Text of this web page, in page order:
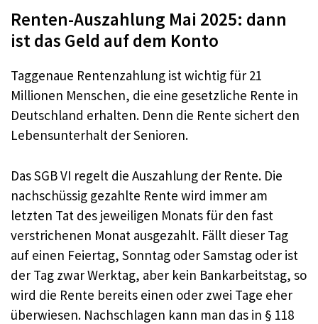
Renten-Auszahlung Mai 2025: dann
ist das Geld auf dem Konto
Taggenaue Rentenzahlung ist wichtig für 21
Millionen Menschen, die eine gesetzliche Rente in
Deutschland erhalten. Denn die Rente sichert den
Lebensunterhalt der Senioren.
Das SGB VI regelt die Auszahlung der Rente. Die
nachschüssig gezahlte Rente wird immer am
letzten Tat des jeweiligen Monats für den fast
verstrichenen Monat ausgezahlt. Fällt dieser Tag
auf einen Feiertag, Sonntag oder Samstag oder ist
der Tag zwar Werktag, aber kein Bankarbeitstag, so
wird die Rente bereits einen oder zwei Tage eher
überwiesen. Nachschlagen kann man das in § 118